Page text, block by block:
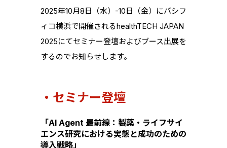
2025年10月8日（水）-10日（金）にパシフ
ィコ横浜で開催されるhealthTECH JAPAN
2025にてセミナー登壇およびブース出展を
するのでお知らせします。
・セミナー登壇
「AI Agent 最前線：製薬・ライフサイ
エンス研究における実態と成功のための
導入戦略」